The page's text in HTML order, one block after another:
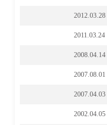
2012.03.28
2011.03.24
2008.04.14
2007.08.01
2007.04.03
2002.04.05